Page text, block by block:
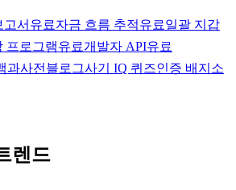
고서 유료자금 흐름 추적유료일괄 지갑
프로그램유료개발자 API유료
과사전 블로그사기 IQ 퀴즈인증 배지 소
렌드